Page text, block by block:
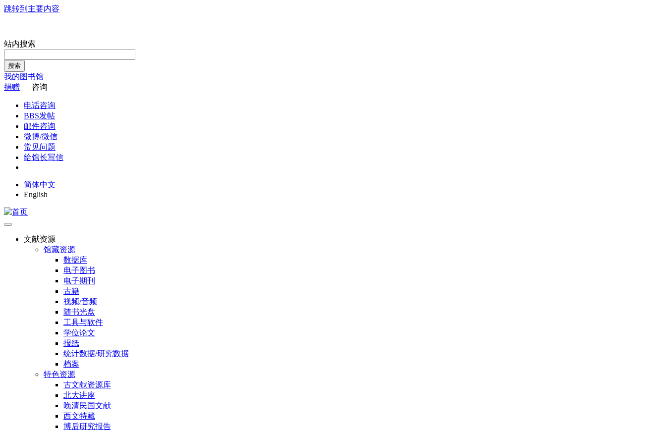
跳转到主要内容
站内搜索
搜索
我的图书馆
捐赠
咨询
电话咨询
BBS发帖
邮件咨询
微博/微信
常见问题
给馆长写信
简体中文
English
文献资源
馆藏资源
数据库
电子图书
电子期刊
古籍
视频/音频
随书光盘
工具与软件
学位论文
报纸
统计数据/研究数据
档案
特色资源
古文献资源库
北大讲座
晚清民国文献
西文特藏
博后研究报告